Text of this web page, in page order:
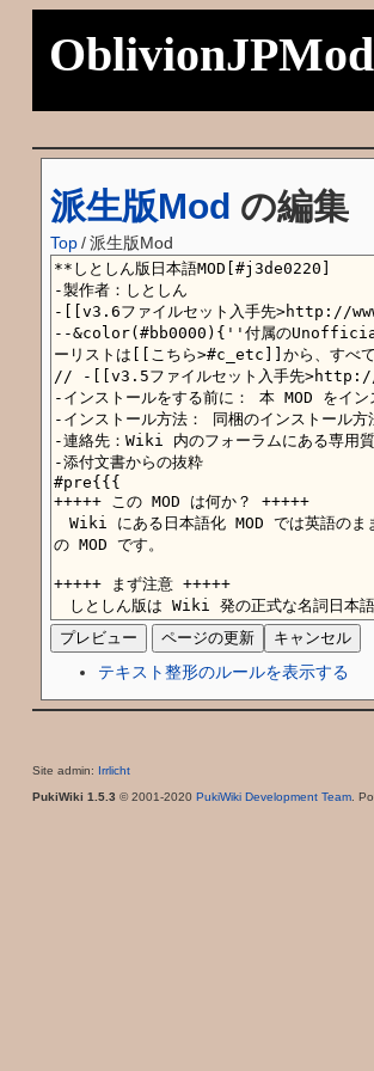
派生版Mod の編集
Top/派生版Mod
テキスト整形のルールを表示する
Site admin: Irrlicht
PukiWiki 1.5.3 © 2001-2020 PukiWiki Development Team.